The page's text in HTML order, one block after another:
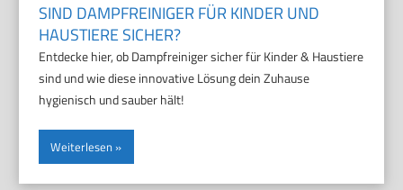
SIND DAMPFREINIGER FÜR KINDER UND
HAUSTIERE SICHER?
Entdecke hier, ob Dampfreiniger sicher für Kinder & Haustiere
sind und wie diese innovative Lösung dein Zuhause
hygienisch und sauber hält!
Weiterlesen